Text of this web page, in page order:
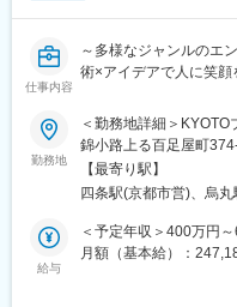
■私たちの大切にしてい
デザイン×テクノロジ
ニアと共に「本当に良
す。データドリブンな
サービスを生み出す案
らデザイナーが関わり
す。個人の力だけでな
ことを大切にしています
変更の範囲：会社の定
仕事内容
～多様なジャンルのエ
術×アイデアで人に笑
■業務内容：
コンポジットデザイナ
・AfterEffectsを用いた
・Nukeを用いたコンポ
・Mayaを用いたライテ
・Maya上でArnold、
勤務地
＜勤務地詳細＞
錦小路上る百足屋町
内全面禁煙
【最寄り駅】
四条駅(京都市営)、烏
給与
＜予定年収＞400万円
月額（基本給）：